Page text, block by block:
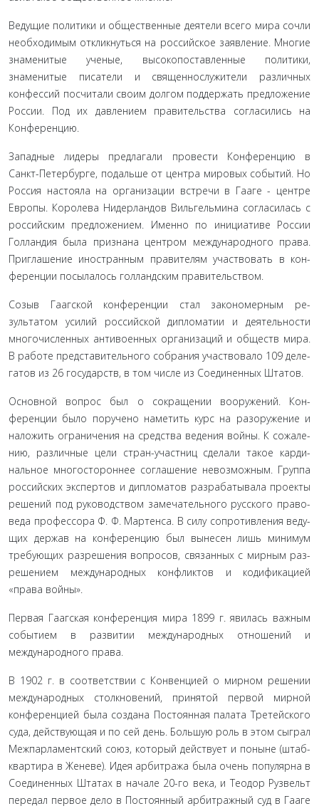
Ведущие политики и общественные деятели всего мира сочли
необходимым откликнуться на российское заявление. Многие
знаменитые ученые, высокопоставленные полити­ки,
знаменитые писатели и священнослужители различных
конфессий посчитали своим долгом поддержать предложе­ние
России. Под их давлением правительства согласились на
Конференцию.
Западные лидеры предлагали провести Конференцию в
Санкт-Петербурге, подальше от центра мировых событий. Но
Россия настояла на организации встречи в Гааге - центре
Европы. Королева Нидерландов Вильгельмина согласилась с
российским предложением. Именно по инициативе России
Голландия была признана центром международного права.
Приглашение иностранным правителям участвовать в кон­
ференции посылалось голландским правительством.
Созыв Гаагской конференции стал закономерным ре­
зультатом усилий российской дипломатии и деятельности
многочисленных антивоенных организаций и обществ мира.
В работе представительного собрания участвовало 109 деле­
гатов из 26 государств, в том числе из Соединенных Штатов.
Основной вопрос был о сокращении вооружений. Кон­
ференции было поручено наметить курс на разоружение и
наложить ограничения на средства ведения войны. К сожале­
нию, различные цели стран-участниц сделали такое карди­
нальное многостороннее соглашение невозможным. Группа
российских экспертов и дипломатов разрабатывала проекты
решений под руководством замечательного русского право­
веда профессора Ф. Ф. Мартенса. В силу сопротивления веду­
щих держав на конференцию был вынесен лишь минимум
требующих разрешения вопросов, связанных с мирным раз­
решением международных конфликтов и кодификацией
«права войны».
Первая Гаагская конференция мира 1899 г. явилась важ­ным
событием в развитии международных отношений и
международного права.
В 1902 г. в соответствии с Конвенцией о мирном реше­нии
международных столкновений, принятой первой мир­ной
конференцией была создана Постоянная палата Тре­тейского
суда, действующая и по сей день. Большую роль в этом сыграл
Межпарламентский союз, который действует и поныне (штаб-
квартира в Женеве). Идея арбитража была очень популярна в
Соединенных Штатах в начале 20-го века, и Теодор Рузвельт
передал первое дело в Постоянный арби­тражный суд в Гааге